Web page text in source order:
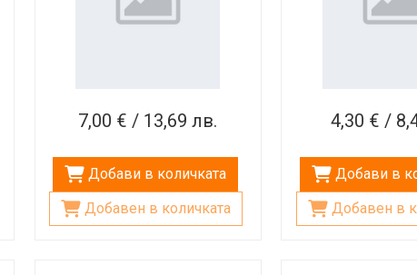
7,00 € / 13,69 лв.
Добави в количката
Добавен в количката
4,30 € /
Добави в
Добавен в